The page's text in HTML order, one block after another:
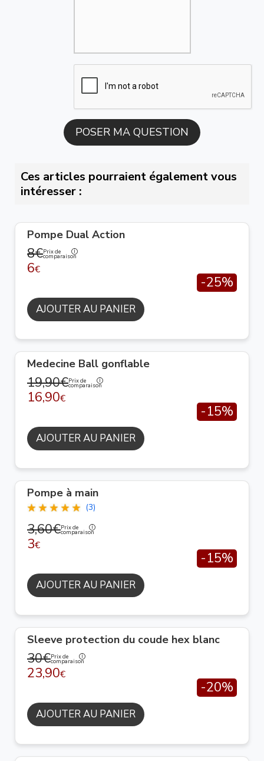
Ces articles pourraient également vous
intéresser :
Pompe Dual Action
8€Prix de
comparaison
6€
-25%
AJOUTER AU PANIER
Medecine Ball gonflable
19,90€Prix de
comparaison
16,90€
-15%
AJOUTER AU PANIER
Pompe à main
(3)
3,60€Prix de
comparaison
3€
-15%
AJOUTER AU PANIER
Sleeve protection du coude hex blanc
30€Prix de
comparaison
23,90€
-20%
AJOUTER AU PANIER